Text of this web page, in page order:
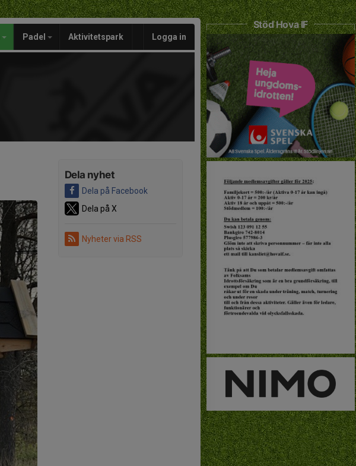
Padel Aktivitetspark Logga in
Dela nyhet
Dela på Facebook
Dela på X
Nyheter via RSS
Stöd Hova IF